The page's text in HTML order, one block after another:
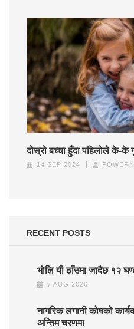
दोस्रो बच्चा हुँदा पहिलोले के-
14 SEP 2024
RECENT POSTS
भाेलि यी ठाँउमा जादैछ १२
7 AUG 2026
नागरिक लगानी कोषको
अन्तिम चरणमा